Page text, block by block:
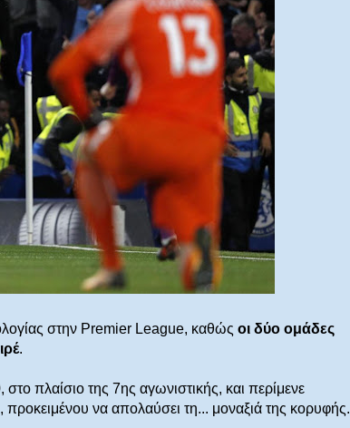
στην Premier League, καθώς οι δύο ομάδες
.
πλαίσιο της 7ης αγωνιστικής, και περίμενε
προκειμένου να απολαύσει τη... μοναξιά της κορυφής.